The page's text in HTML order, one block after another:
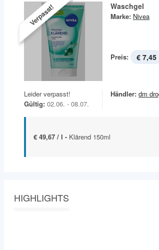
Verpasst! Waschgel
Marke: Nivea
Preis: € 7,45
Leider verpasst!
Gültig: 02.06. - 08.07.
Händler: dm
€ 49,67 / l - Klärend 150ml
HIGHLIGHTS